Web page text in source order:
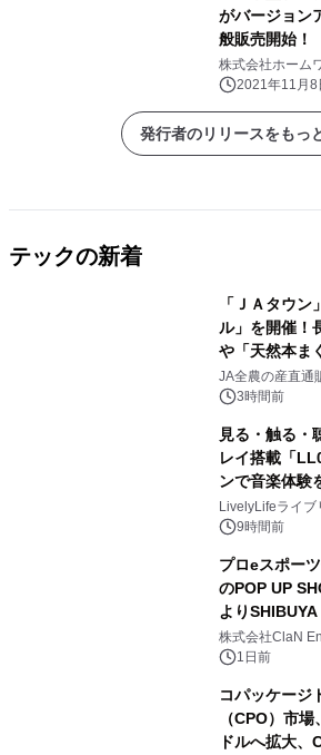
がバージョン
般販売開始！
株式会社ホーム
2021年11月8
発行者のリリースをもっ
テックの新着
「ＪＡタウ
ル」を開催！
や「天然本ま
販売！～毎月
JA全農の産直通
3時間前
見る・触る・
レイ搭載「
ンで音楽体験
LivelyLifeライブ
9時間前
プロeスポー
のPOP UP
より
開催決定！！
株式会社ClaN
1日前
コパッケージ
（CPO）市
ドルへ拡大、